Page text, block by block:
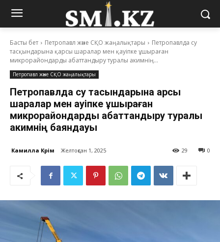
Басты бет Петропавл және СҚО жаңалықтары
Петропавлда су
тасқындарына қарсы шаралар мен қауіпке ұшыраған
микрорайондарды абаттандыру туралы акимнің...
Петропавл және СҚО жаңалықтары
Петропавлда су тасқындарына қарсы
шаралар мен қауіпке ұшыраған
микрорайондарды абаттандыру туралы
акимнің баяндауы
Камилла Кәрім Желтоқсан 1, 2025 0
29